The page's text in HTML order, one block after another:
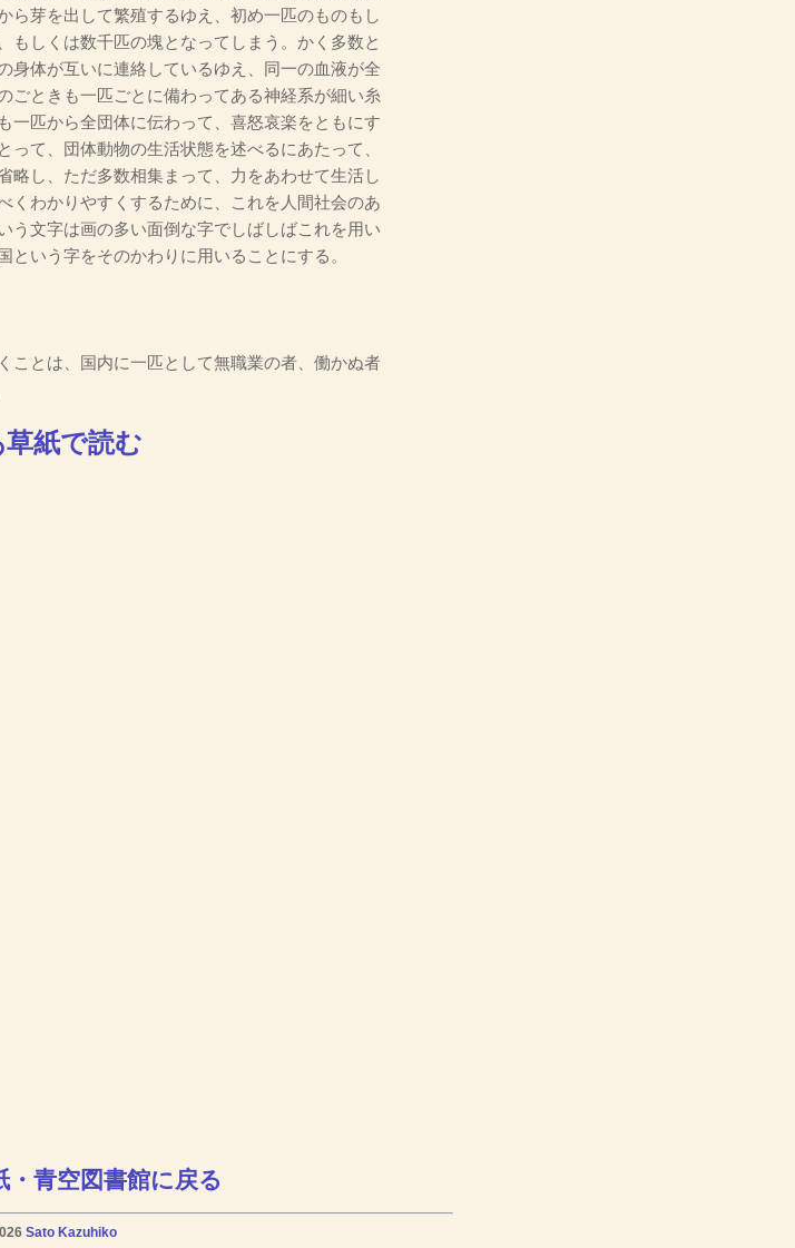
ら芽を出して繁殖するゆえ、初め一匹のものもし
もしくは数千匹の塊となってしまう。かく多数と
身体が互いに連絡しているゆえ、同一の血液が全
ごときも一匹ごとに備わってある神経系が細い糸
一匹から全団体に伝わって、喜怒哀楽をともにす
って、団体動物の生活状態を述べるにあたって、
略し、ただ多数相集まって、力をあわせて生活し
くわかりやすくするために、これを人間社会のあ
う文字は画の多い面倒な字でしばしばこれを用い
という字をそのかわりに用いることにする。
とは、国内に一匹として無職業の者、働かぬ者
草紙で読む
・青空図書館に戻る
Sato Kazuhiko